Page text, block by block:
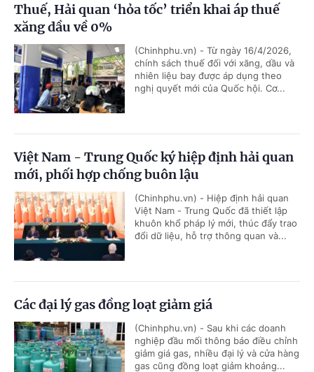
Thuế, Hải quan ‘hỏa tốc’ triển khai áp thuế
xăng dầu về 0%
(Chinhphu.vn) - Từ ngày 16/4/2026,
chính sách thuế đối với xăng, dầu và
nhiên liệu bay được áp dụng theo
nghị quyết mới của Quốc hội. Cơ...
Việt Nam - Trung Quốc ký hiệp định hải quan
mới, phối hợp chống buôn lậu
(Chinhphu.vn) - Hiệp định hải quan
Việt Nam - Trung Quốc đã thiết lập
khuôn khổ pháp lý mới, thúc đẩy trao
đổi dữ liệu, hỗ trợ thông quan và...
Các đại lý gas đồng loạt giảm giá
(Chinhphu.vn) - Sau khi các doanh
nghiệp đầu mối thông báo điều chỉnh
giảm giá gas, nhiều đại lý và cửa hàng
gas cũng đồng loạt giảm khoảng...